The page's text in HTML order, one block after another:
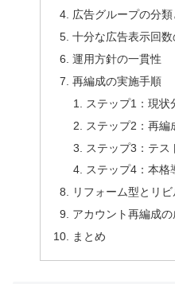
広告グループの分
十分な広告表示回数
運用方針の一貫性
再編成の実施手順
ステップ1：現状
ステップ2：再編
ステップ3：テス
ステップ4：本格
リフォーム型とリ
アカウント再編成の
まとめ